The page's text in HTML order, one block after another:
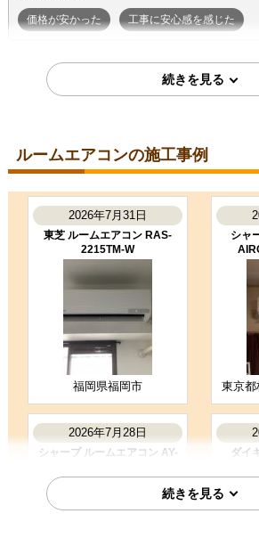
価格が安かった 工事に安心感を感じた
2026年7月7日
コメント
段取りも良く、エアコン取付後のチ
ても良かったです。ありがとうござ
いました。
（ご本人様より）
工事満足度 ★★★★★ 受注満
商品選定がしやすかった
工事に安心感を感じた
ルームエアコンの施工事例
2026年7月31日
東芝 ルームエアコン RAS-
2215TM-W
福岡県福岡市
シャ
東京都
2026年7月28日
シャープ ルームエアコン AY-
ダイ